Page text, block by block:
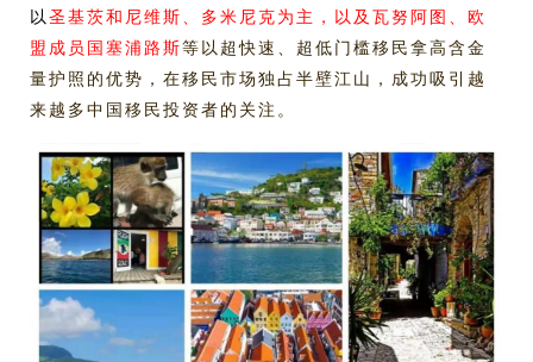
以 圣基茨和尼维斯、多米尼克为主，以及瓦努阿图、欧
盟成员国塞浦路斯等以超快速、超低门槛移民拿高含金
量护照的优势，在移民市场独占半壁江山，成功吸引越
来越多中国移民投资者的关注。